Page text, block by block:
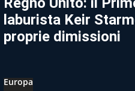
laburista Keir
proprie dimissioni
Europa